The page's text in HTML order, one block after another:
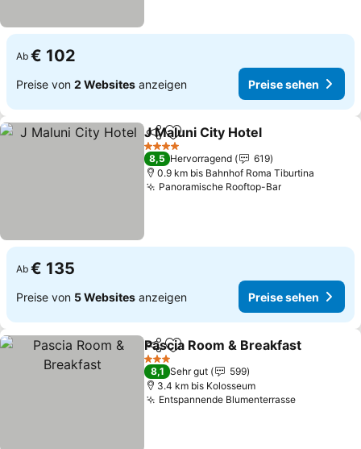
Ab € 102
Preise von 2 Websites anzeigen Preise sehen
TeilenZu Favoriten hinzufügen
J Maluni City Hotel
4 Sterne
8,5 Hervorragend
619
0.9 km bis Bahnhof Roma Tiburtina
Panoramische Rooftop-BarPreise sehen
Ab € 135
Preise von 5 Websites anzeigen Preise sehen
TeilenZu Favoriten hinzufügen
Pascia Room & Breakfast
3 Sterne
8,1 Sehr gut
599
3.4 km bis Kolosseum
Entspannende BlumenterrassePreise